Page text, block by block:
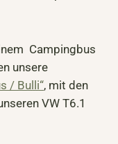
Campingbus
unsere
/ Bulli“, mit den
VW T6.1